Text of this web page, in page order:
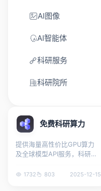
免费科研算力
提供海量高性价比GPU算力
及全球模型API服务，科研首
1732 803 2025-12-15
AI图像
AI智能体
科研服务
科研院所